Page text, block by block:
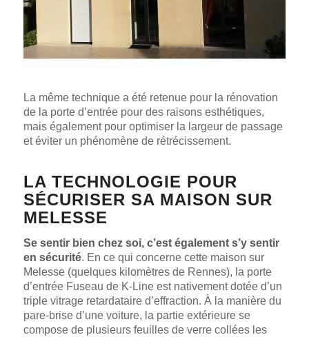
La même technique a été retenue pour la rénovation
de la porte d’entrée pour des raisons esthétiques,
mais également pour optimiser la largeur de passage
et éviter un phénomène de rétrécissement.
LA TECHNOLOGIE POUR
SÉCURISER SA MAISON SUR
MELESSE
Se sentir bien chez soi, c’est également s’y sentir
en sécurité. En ce qui concerne cette maison sur
Melesse (quelques kilomètres de Rennes), la porte
d’entrée Fuseau de K-Line est nativement dotée d’un
triple vitrage retardataire d’effraction. À la manière du
pare-brise d’une voiture, la partie extérieure se
compose de plusieurs feuilles de verre collées les